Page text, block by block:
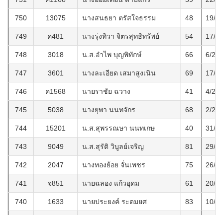
750 13075 นางสนธยา ตรัสใจธรรม 48 19/
749 ค481 นางรุ่งทิวา จิตรสุทธิทรัพย์ 54 17/
748 3018 น.ส.อำไพ บุญพิทักษ์ 66 6/2/
747 3601 นางละเอียด เสมาสูงเนิน 69 17/
746 ค1568 นายราชัย ฉวาง 41 4/2/
745 5038 นางยุพา นนทจักร 68 2/2/
744 15201 น.ส.สุพรรณษา นนทเกษ 40 31/1/
743 9049 น.ส.สุรัติ วิบูลย์เจริญ 81 29/1/
742 2047 นางทองย้อย จั่นเพชร 75 26/1/
741 จ851 นายฉลอง แก้วอุดม 61 20/1/
740 1633 นายประยงค์ ระดมยศ 83 10/